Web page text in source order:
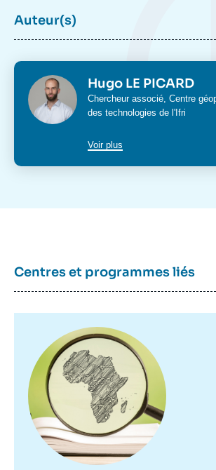
Auteur(s)
Photo Hugo LE PICARD
Intitulé
du
Chercheur associé, Centre
des technologies de l'Ifri
Voir plus
Centres et programmes liés
principale